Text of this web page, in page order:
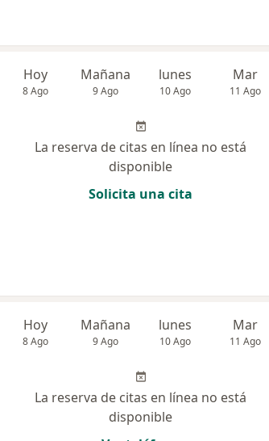
Hoy
8 Ago
Mañana
9 Ago
lunes
10 Ago
Mar
11 Ago
La reserva de citas en línea no está
disponible
Solicita una cita
Hoy
8 Ago
Mañana
9 Ago
lunes
10 Ago
Mar
11 Ago
La reserva de citas en línea no está
disponible